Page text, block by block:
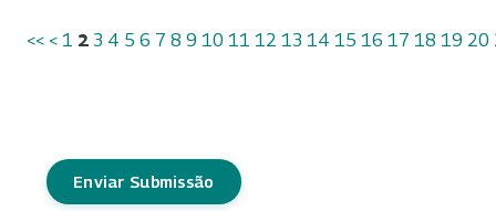
<< < 1 2 3 4 5 6 7 8 9 10 11 12 13 14 15 16 17 18 19 20
Enviar Submissão